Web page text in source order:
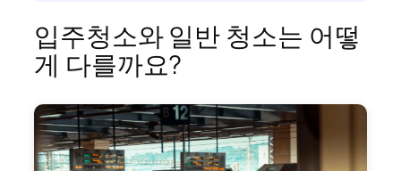
입주청소와 일반 청소는 어떻
게 다를까요?